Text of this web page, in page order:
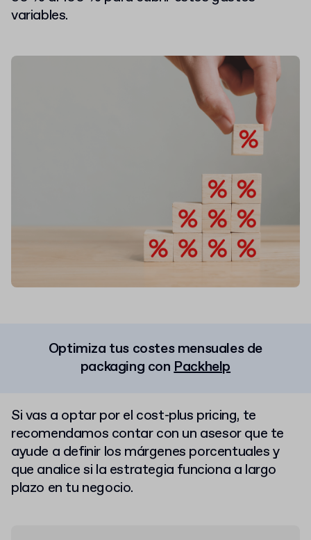
variables.
Optimiza tus costes mensuales de
packaging conPackhelp
Si vas a optar por el cost-plus pricing, te
recomendamos contar con un asesor que te
ayude a definir los márgenes porcentuales y
que analice si la estrategia funciona a largo
plazo en tu negocio.